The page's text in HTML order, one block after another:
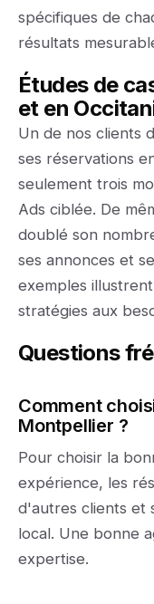
spécifiques de
résultats
Études de
et en
Un de nos clients
ses réservations
seulement trois
Ads ciblée. De
doublé son
ses annonces et
exemples
stratégies aux
Questions
Comment
Montpellier ?
Pour choisir la
expérience, les
d'autres clients et
local. Une bonne
expertise.